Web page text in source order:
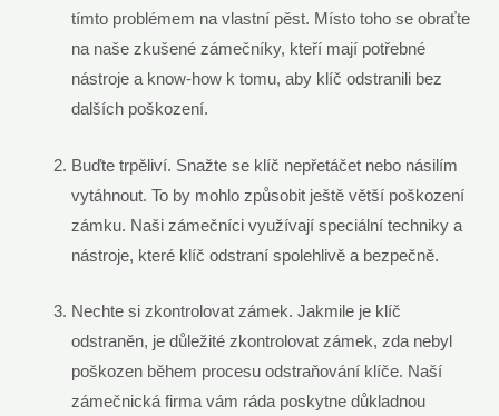
tímto problémem na‌ vlastní pěst. ⁤Místo toho⁢ se obraťte
na naše zkušené zámečníky, ‌kteří⁢ mají potřebné⁤
nástroje a know-how k ⁤tomu, aby klíč ⁣odstranili‌ bez
‌dalších poškození.
Buďte​ trpěliví. Snažte‍ se klíč nepřetáčet nebo násilím
vytáhnout. To by mohlo⁤ způsobit ještě⁤ větší poškození
zámku. Naši‌ zámečníci využívají ⁢speciální techniky a
nástroje, které klíč odstraní ‌spolehlivě‍ a bezpečně.
Nechte si zkontrolovat zámek. Jakmile⁤ je klíč
odstraněn, je důležité zkontrolovat zámek, ⁣zda nebyl‍
poškozen během procesu odstraňování⁣ klíče. Naší
zámečnická firma vám ráda poskytne důkladnou